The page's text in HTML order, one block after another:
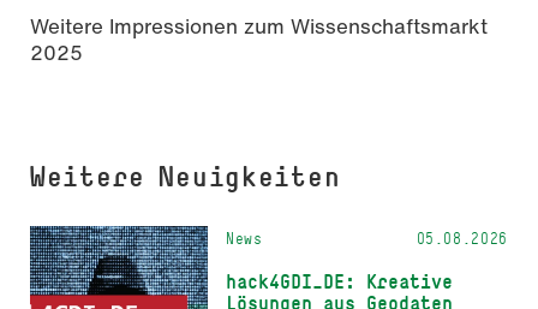
Weitere Impressionen zum Wissenschaftsmarkt
2025
Weitere Neuigkeiten
News 05.08.2026
hack4GDI_DE: Kreative
Lösungen aus Geodaten